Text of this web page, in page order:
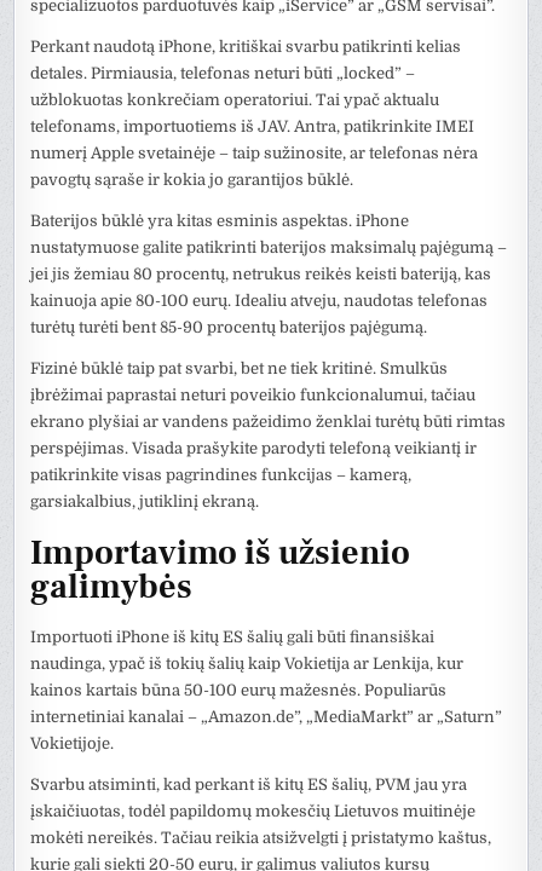
specializuotos parduotuvės kaip „iService” ar „GSM servisai”.
Perkant naudotą iPhone, kritiškai svarbu patikrinti kelias
detales. Pirmiausia, telefonas neturi būti „locked” –
užblokuotas konkrečiam operatoriui. Tai ypač aktualu
telefonams, importuotiems iš JAV. Antra, patikrinkite IMEI
numerį Apple svetainėje – taip sužinosite, ar telefonas nėra
pavogtų sąraše ir kokia jo garantijos būklė.
Baterijos būklė yra kitas esminis aspektas. iPhone
nustatymuose galite patikrinti baterijos maksimalų pajėgumą –
jei jis žemiau 80 procentų, netrukus reikės keisti bateriją, kas
kainuoja apie 80-100 eurų. Idealiu atveju, naudotas telefonas
turėtų turėti bent 85-90 procentų baterijos pajėgumą.
Fizinė būklė taip pat svarbi, bet ne tiek kritinė. Smulkūs
įbrėžimai paprastai neturi poveikio funkcionalumui, tačiau
ekrano plyšiai ar vandens pažeidimo ženklai turėtų būti rimtas
perspėjimas. Visada prašykite parodyti telefoną veikiantį ir
patikrinkite visas pagrindines funkcijas – kamerą,
garsiakalbius, jutiklinį ekraną.
Importavimo iš užsienio
galimybės
Importuoti iPhone iš kitų ES šalių gali būti finansiškai
naudinga, ypač iš tokių šalių kaip Vokietija ar Lenkija, kur
kainos kartais būna 50-100 eurų mažesnės. Populiarūs
internetiniai kanalai – „Amazon.de”, „MediaMarkt” ar „Saturn”
Vokietijoje.
Svarbu atsiminti, kad perkant iš kitų ES šalių, PVM jau yra
įskaičiuotas, todėl papildomų mokesčių Lietuvos muitinėje
mokėti nereikės. Tačiau reikia atsižvelgti į pristatymo kaštus,
kurie gali siekti 20-50 eurų, ir galimus valiutos kursų